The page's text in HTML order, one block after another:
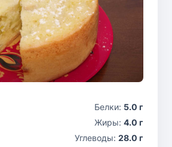
Белки: 5.0 г
Жиры: 4.0 г
Углеводы: 28.0 г